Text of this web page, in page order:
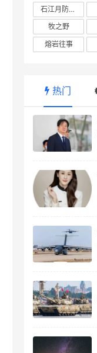
石江月防务观察
牧之野
熔岩往事
热门